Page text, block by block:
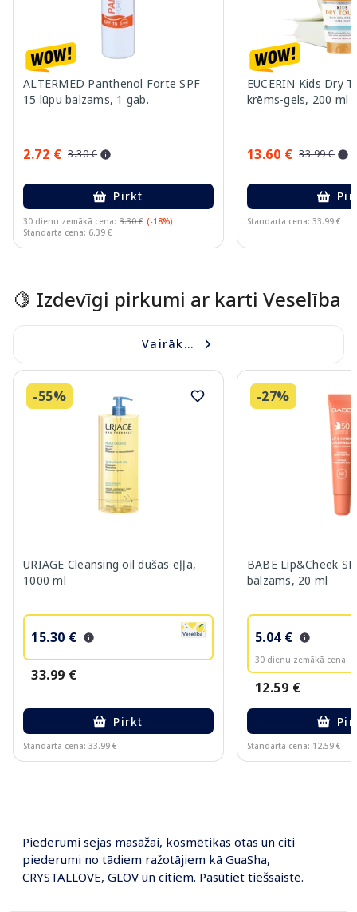
ALTERMED Panthenol Forte SPF
15 lūpu balzams, 1 gab.
2.72 € 3.30 €
Pirkt
30 dienu zemākā cena: 3.30 € (-18%)
Standarta cena: 6.39 €
EUCERIN Kids Dry
krēms-gels, 200 ml
13.60 € 33.99 €
Standarta cena: 33.99 €
🍋 Izdevīgi pirkumi ar karti Veselība
Vairāk...
-55%
URIAGE Cleansing oil dušas eļļa,
1000 ml
15.30 €
33.99 €
Pirkt
Standarta cena: 33.99 €
-27%
BABE Lip&Cheek
balzams, 20 ml
5.04 €
30 dienu zemākā cena:
12.59 €
Standarta cena: 12.59 €
Piederumi sejas masāžai, kosmētikas otas un citi
piederumi no tādiem ražotājiem kā GuaSha,
CRYSTALLOVE, GLOV un citiem. Pasūtiet tiešsaistē.